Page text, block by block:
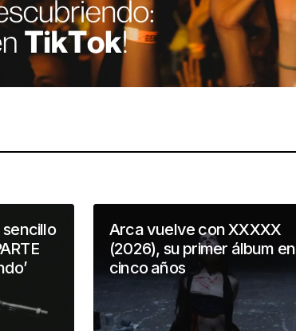
Arca vuelve con XXXXX
(2026), su primer álbum en
cinco años